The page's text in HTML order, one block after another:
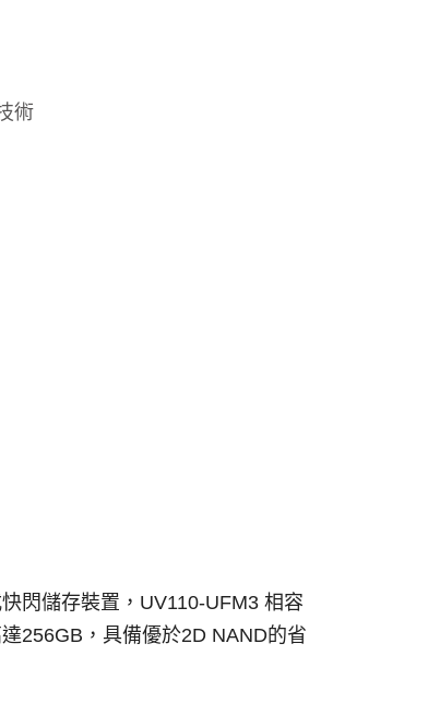
術
閃儲存裝置，UV110-UFM3 相容
256GB，具備優於2D NAND的省